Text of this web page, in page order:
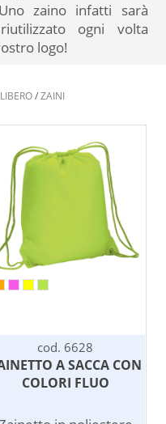
zaino infatti sarà
ogni volta
logo!
/ ZAINI
cod. 6628
A SACCA CON
COLORI FLUO